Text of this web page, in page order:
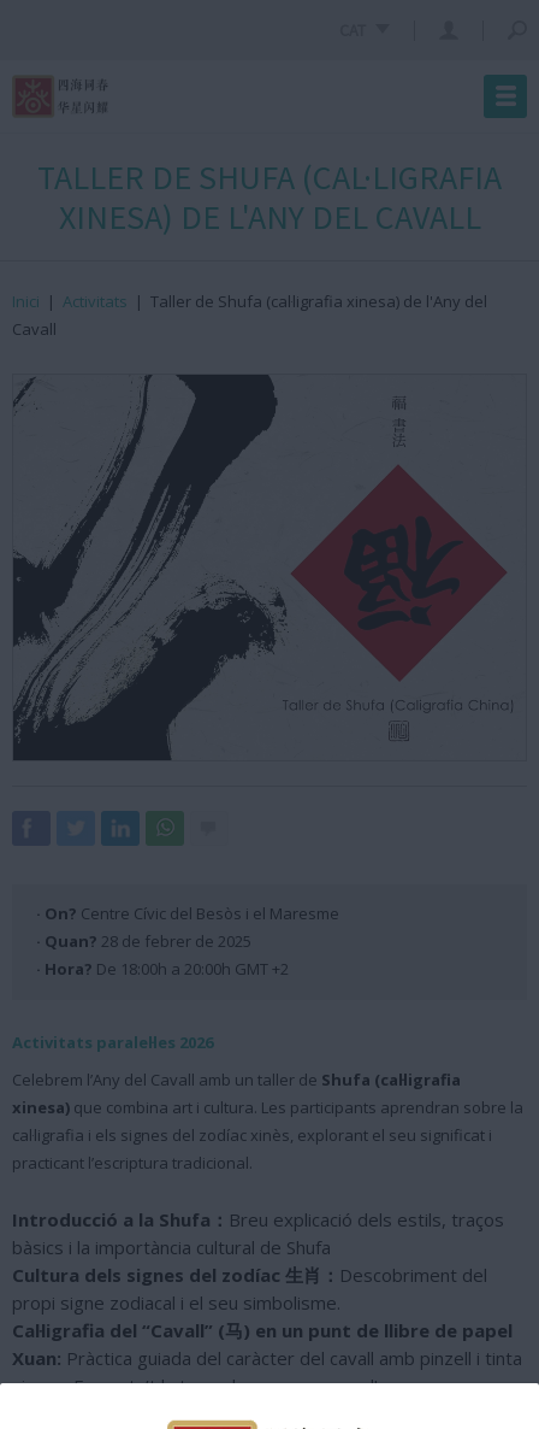
TALLER DE SHUFA (CAL·LIGRAFIA
XINESA) DE L'ANY DEL CAVALL
Inici | Activitats | Taller de Shufa (cal·ligrafia xinesa) de l'Any del
Cavall
· On? Centre Cívic del Besòs i el Maresme
· Quan? 28 de febrer de 2025
· Hora? De 18:00h a 20:00h GMT +2
Activitats paralel·les 2026
Celebrem l’Any del Cavall amb un taller de Shufa (cal·ligrafia
xinesa) que combina art i cultura. Les participants aprendran sobre la
cal·ligrafia i els signes del zodíac xinès, explorant el seu significat i
practicant l’escriptura tradicional.
Introducció a la Shufa ： Breu explicació dels estils, traços
bàsics i la importància cultural de Shufa
Cultura dels signes del zodíac 生肖： Descobriment del
propi signe zodiacal i el seu simbolisme.
Cal·ligrafia del “Cavall” (马) en un punt de llibre de papel
Xuan: Pràctica guiada del caràcter del cavall amb pinzell i tinta
xinesa. Emporta’t la teva obra com a record!